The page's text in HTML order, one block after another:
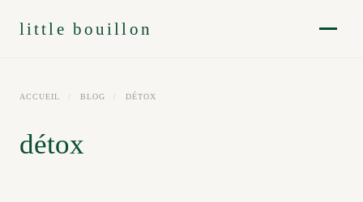
little bouillon
ACCUEIL / BLOG / DÉTOX
détox